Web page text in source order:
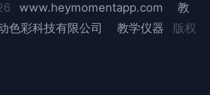
www.heymomentapp.com
教
色彩科技有限公司 教学仪器
版权